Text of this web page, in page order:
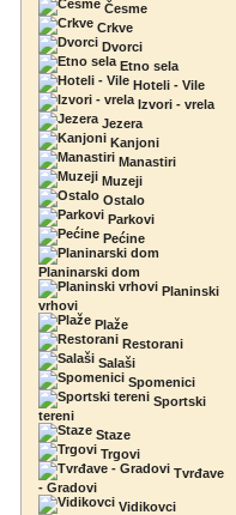
Česme
Crkve
Dvorci
Etno sela
Hoteli - Vile
Izvori - vrela
Jezera
Kanjoni
Manastiri
Muzeji
Ostalo
Parkovi
Pećine
Planinarski dom
Planinski
vrhovi
Plaže
Restorani
Salaši
Spomenici
Sportski
tereni
Staze
Trgovi
Tvrđave
- Gradovi
Vidikovci